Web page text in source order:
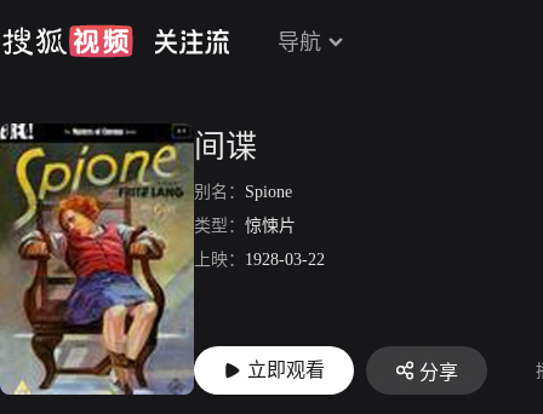
导航
间谍
别名： Spione
类型： 惊悚片
上映： 1928-03-22
立即观看 分享